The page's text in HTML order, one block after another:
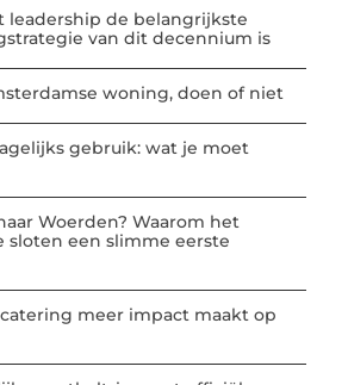
leadership de belangrijkste
van dit decennium is
woning, doen of niet
gebruik: wat je moet
Woerden? Waarom het
sloten een slimme eerste
meer impact maakt op